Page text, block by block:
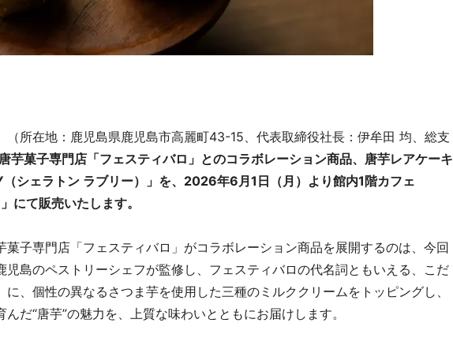
所在地：鹿児島県鹿児島市高麗町43-15、代表取締役社長：伊牟田 均、総支
唐芋菓子専門店「フェスティバロ」とのコラボレーション商品、唐芋レアケーキ
（シェラトン ラブリー）」を、2026年6月1日（月）より館内1階カフェ
にて販売いたします。
菓子専門店「フェスティバロ」がコラボレーション商品を展開するのは、今回
児島のペストリーシェフが監修し、フェスティバロの代名詞ともいえる、こだ
、個性の異なるさつま芋を使用した三種のミルククリームをトッピングし、
だ“唐芋”の魅力を、上質な味わいとともにお届けします。